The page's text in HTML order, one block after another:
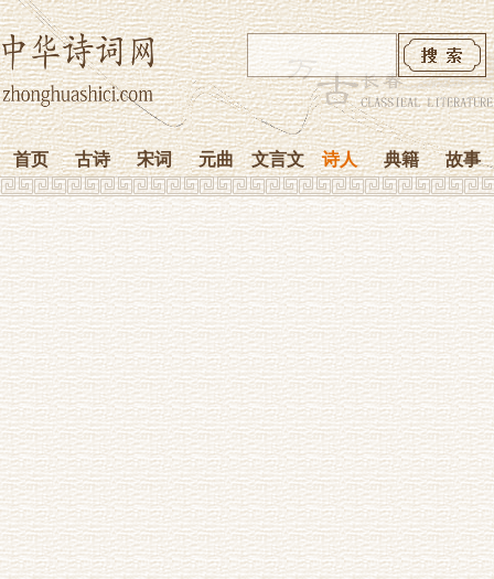
首页 古诗 宋词 元曲 文言文 诗人 典籍 故事